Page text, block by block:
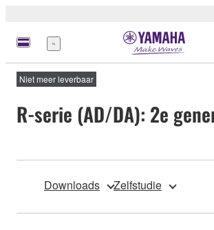
Menu
Niet meer leverbaar
R-serie (AD/DA): 2e
Downloads Zelfstudie